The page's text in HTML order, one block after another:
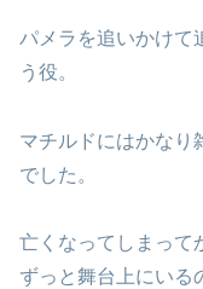
パメラを追いかけ
う役。
マチルドにはかなり
でした。
亡くなってしまって
ずっと舞台上にいる